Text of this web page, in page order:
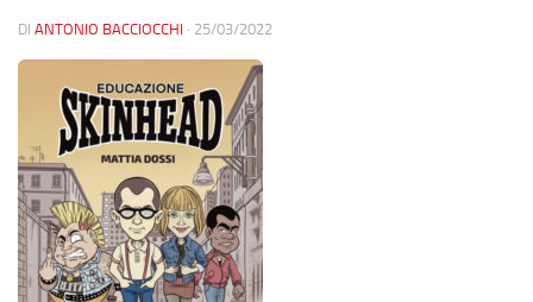
DI ANTONIO BACCIOCCHI · 25/03/2022